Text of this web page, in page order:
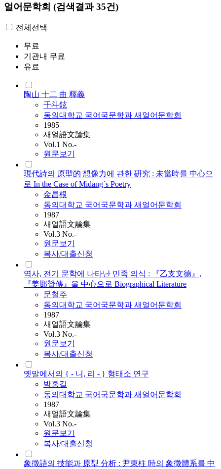
얼어문학회 (검색결과 35건)
전체선택
무료
기관내 무료
유료
陶山 十二 曲 釋義
千斗鉉
동의대학교 국어국문학과 새얼어문학회
1985
새얼語文論集
Vol.1 No.-
원문보기
現代詩의 原型的 想像力에 관한 硏究 : 未當時를 中心으
로 In the Case of Midang`s Poetry
金昌根
동의대학교 국어국문학과 새얼어문학회
1987
새얼語文論集
Vol.3 No.-
원문보기
복사/대출신청
역사, 전기 문학에 나타난 민족 의식 : 『乙支文德』,
『姜邯贊傳』을 中心으로 Biographical Literature
문철주
동의대학교 국어국문학과 새얼어문학회
1987
새얼語文論集
Vol.3 No.-
원문보기
복사/대출신청
옛말에서의 { - 니, 리 - } 형태소 연구
박홍길
동의대학교 국어국문학과 새얼어문학회
1987
새얼語文論集
Vol.3 No.-
원문보기
복사/대출신청
象徵語의 技能과 原型 分析 : 尹東柱 時의 象徵體系를 中